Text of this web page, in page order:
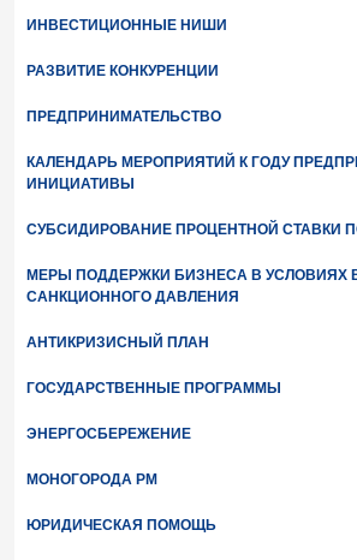
ИНВЕСТИЦИОННЫЕ НИШИ
РАЗВИТИЕ КОНКУРЕНЦИИ
ПРЕДПРИНИМАТЕЛЬСТВО
КАЛЕНДАРЬ МЕРОПРИЯТИЙ К ГОДУ
ИНИЦИАТИВЫ
СУБСИДИРОВАНИЕ ПРОЦЕНТНОЙ СТАВКИ
МЕРЫ ПОДДЕРЖКИ БИЗНЕСА В УСЛОВИЯХ
САНКЦИОННОГО ДАВЛЕНИЯ
АНТИКРИЗИСНЫЙ ПЛАН
ГОСУДАРСТВЕННЫЕ ПРОГРАММЫ
ЭНЕРГОСБЕРЕЖЕНИЕ
МОНОГОРОДА РМ
ЮРИДИЧЕСКАЯ ПОМОЩЬ